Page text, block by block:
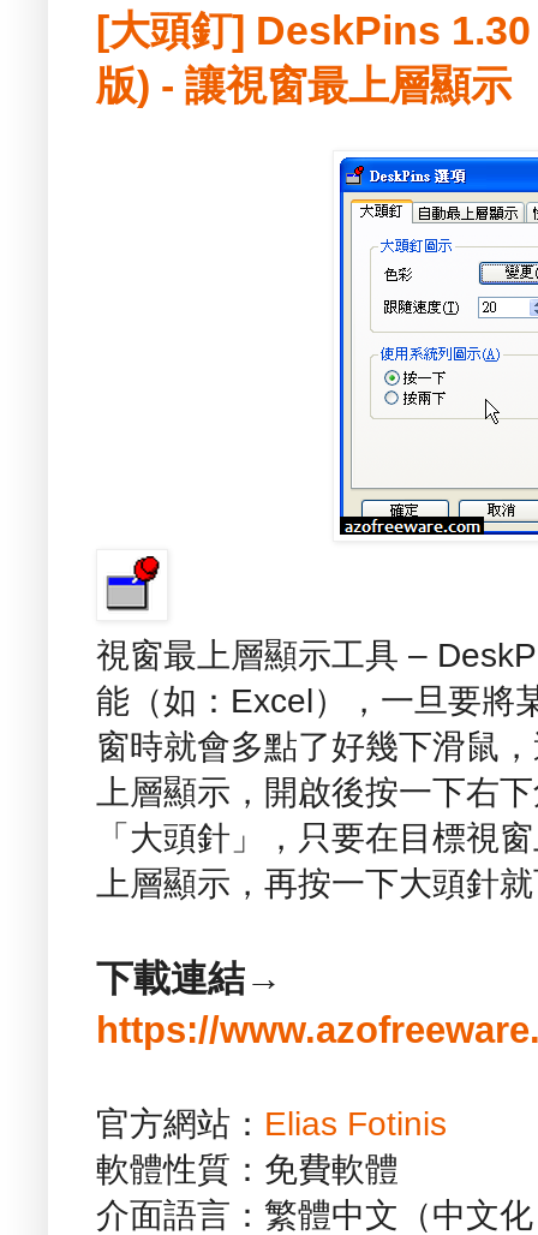
[大頭釘] DeskPins
版) - 讓視窗最上層顯示
視窗最上層顯示工具 –
能（如：Excel），一旦要將
窗時就會多點了好幾下滑鼠
上層顯示，開啟後按一下右
「大頭針」，只要在目標視
上層顯示，再按一下大頭針
下載連結→
https://
官方網站： Elias Fotinis
軟體性質：免費軟體
介面語言：繁體中文（中文